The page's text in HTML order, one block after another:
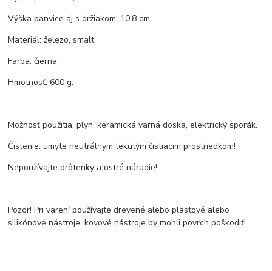
Výška panvice aj s držiakom: 10,8 cm.
Materiál: železo, smalt.
Farba: čierna.
Hmotnosť: 600 g.
Možnosť použitia: plyn, keramická varná doska, elektrický sporák.
Čistenie: umyte neutrálnym tekutým čistiacim prostriedkom!
Nepoužívajte drôtenky a ostré náradie!
Pozor! Pri varení používajte drevené alebo plastové alebo
silikónové nástroje, kovové nástroje by mohli povrch poškodiť!